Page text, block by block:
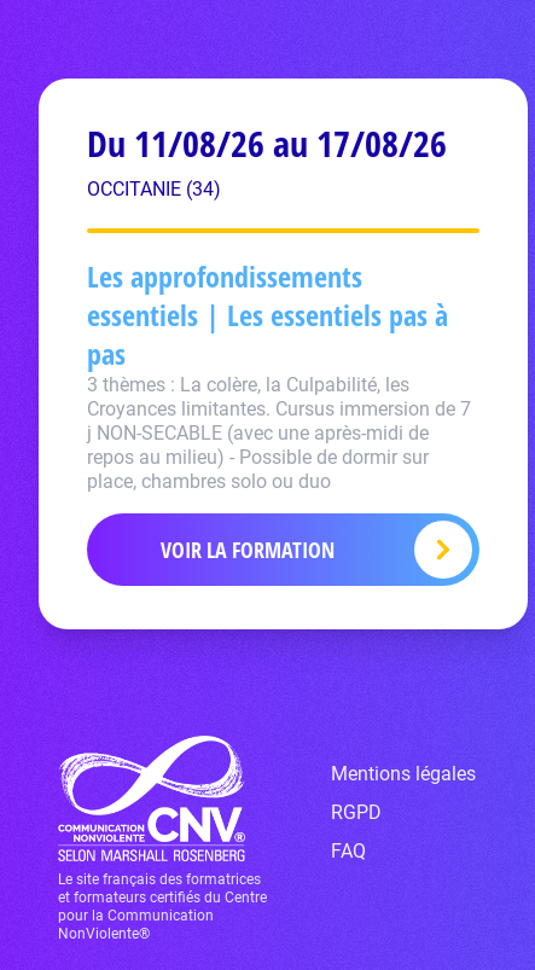
Du 11/08/26 au 17/08/26
OCCITANIE (34)
Les approfondissements
essentiels | Les essentiels pas à
pas
3 thèmes : La colère, la Culpabilité, les
Croyances limitantes. Cursus immersion de 7
j NON-SECABLE (avec une après-midi de
repos au milieu) - Possible de dormir sur
place, chambres solo ou duo
VOIR LA FORMATION
Le site français des formatrices
et formateurs certifiés du Centre
pour la Communication
NonViolente®
Mentions légales
RGPD
FAQ